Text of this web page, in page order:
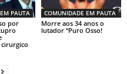
PAUTA
por
COMUNIDADE EM PAUTA
Morre aos 34 anos o
lutador “Puro Osso!